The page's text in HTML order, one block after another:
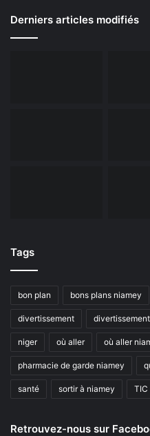
Derniers articles modifiés
Tags
bon plan bons plans niamey
divertissement
niger où aller où aller
pharmacie de garde niamey
santé sortir à niamey TIC
Retrouvez-nous sur